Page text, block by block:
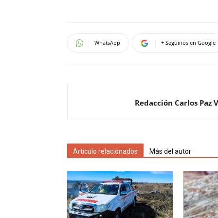
WhatsApp + Seguinos en Google
Redacción Carlos Paz
Artículo relacionados Más del autor